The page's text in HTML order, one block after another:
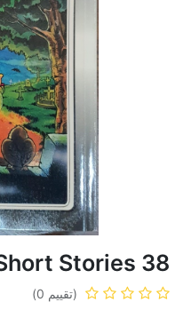
Stories 38
(تقييم 0)